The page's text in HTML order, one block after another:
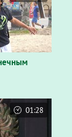
01:28